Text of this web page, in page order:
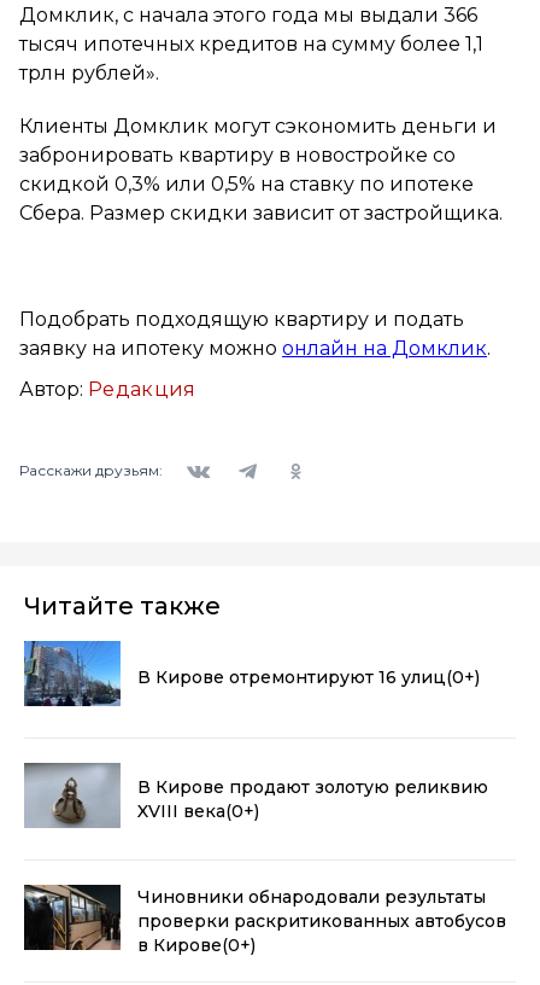
Домклик, с начала этого года мы выдали 366
тысяч ипотечных кредитов на сумму более 1,1
трлн рублей».
Клиенты Домклик могут сэкономить деньги и
забронировать квартиру в новостройке со
скидкой 0,3% или 0,5% на ставку по ипотеке
Сбера. Размер скидки зависит от застройщика.
Подобрать подходящую квартиру и подать
заявку на ипотеку можно онлайн на Домклик.
Автор: Редакция
Расскажи друзьям:
Читайте также
В Кирове отремонтируют 16 улиц(0+)
В Кирове продают золотую реликвию
XVIII века(0+)
Чиновники обнародовали результаты
проверки раскритикованных автобусов
в Кирове(0+)